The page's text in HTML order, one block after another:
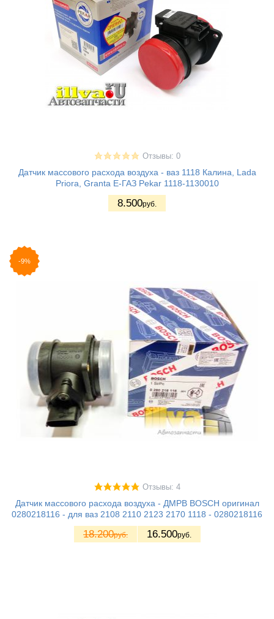
Отзывы: 0
Датчик массового расхода воздуха - ваз 1118 Калина, Lada
Priora, Granta Е-ГАЗ Pekar 1118-1130010
8.500руб.
-9%
Отзывы: 4
Датчик массового расхода воздуха - ДМРВ BOSCH оригинал
0280218116 - для ваз 2108 2110 2123 2170 1118 - 0280218116
18.200руб. 16.500руб.